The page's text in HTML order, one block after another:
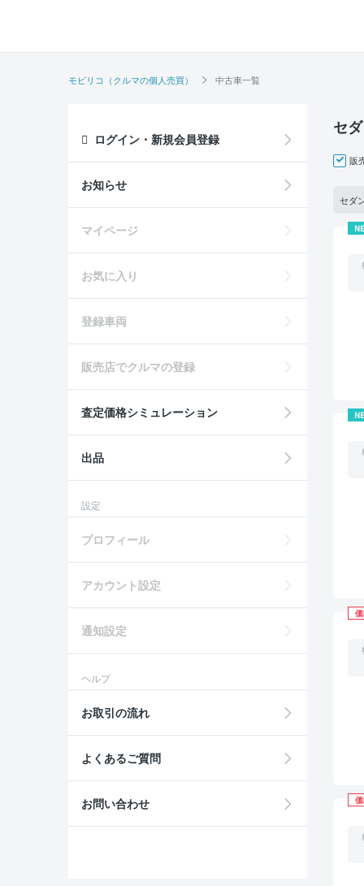
モビリコ（クルマの個人売買） 中古車一覧
セ
販
セダ
ログイン・新規会員登録
お知らせ
マイページ
お気に入り
登録車両
販売店でクルマの登録
査定価格シミュレーション
出品
設定
プロフィール
アカウント設定
通知設定
ヘルプ
お取引の流れ
よくあるご質問
お問い合わせ